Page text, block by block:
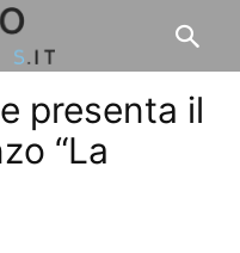
presenta il
“La